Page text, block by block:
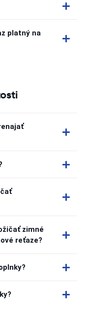
platný na
zimné
reťaze?